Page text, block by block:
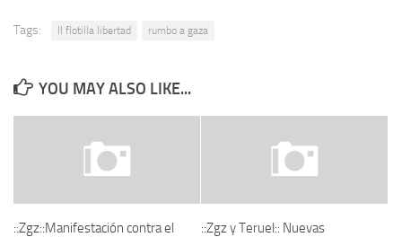
Tags: II flotilla libertad rumbo a gaza
YOU MAY ALSO LIKE...
::Zgz::Manifestación contra el
::Zgz y Teruel:: Nuevas